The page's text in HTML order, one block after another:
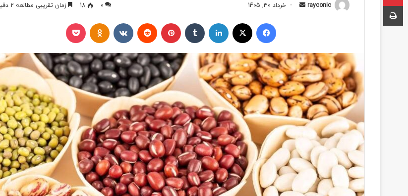
rayconic
ل
ب
ه
ا
ی
م
ی
ل
خرداد 30, 1405 0
18 زمان تقریبی مطالعه 2 دقیقه
ایکس